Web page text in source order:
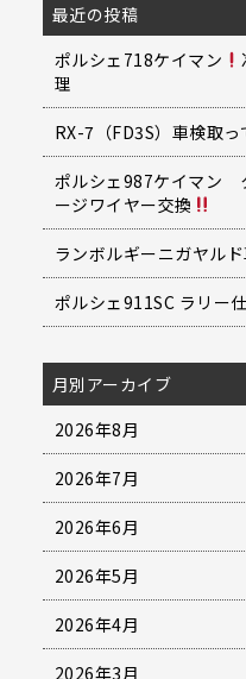
最近の投稿
ポルシェ718ケイマン
理
RX-7（FD3S）車検取っ
ポルシェ987ケイマン
ージワイヤー交換
ランボルギーニガヤル
ポルシェ911SC ラリー
月別アーカイブ
2026年8月
2026年7月
2026年6月
2026年5月
2026年4月
2026年3月